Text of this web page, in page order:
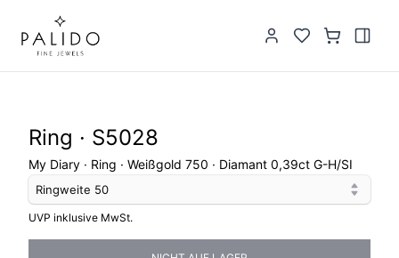
Ring · S5028
My Diary · Ring · Weißgold 750 · Diamant 0,39ct G-H/SI
Ringweite 50
UVP inklusive MwSt.